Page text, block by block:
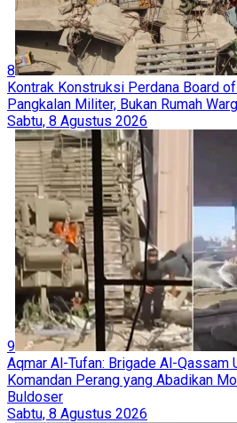
8
Kontrak Konstruksi Perdana Board
Pangkalan Militer, Bukan Rumah
Sabtu, 8 Agustus 2026
9
Aqmar Al-Tufan: Brigade Al-Qassam
Komandan Perang yang Abadikan
Buldoser
Sabtu, 8 Agustus 2026